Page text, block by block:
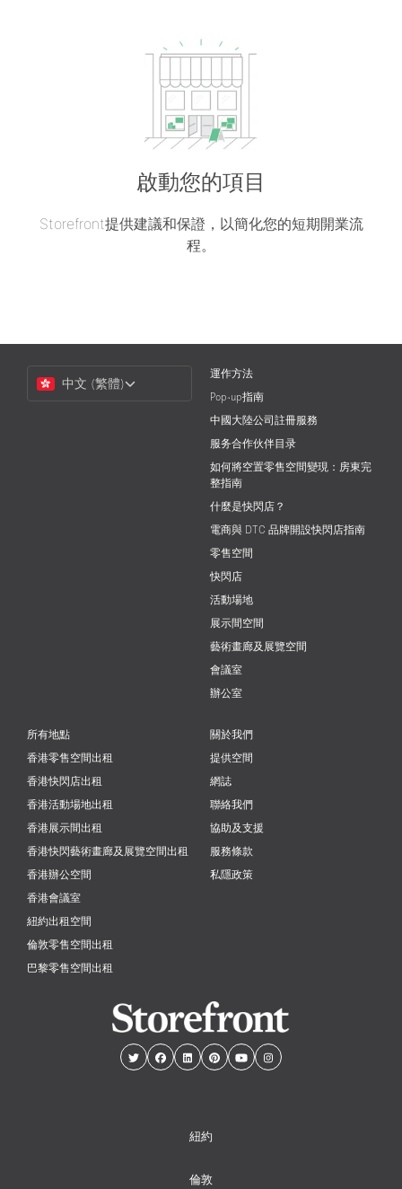
啟動您的項目
Storefront提供建議和保證，以簡化您的短期開業流
程。
Language
中文 (繁體)
運作方法
Pop-up指南
中國大陸公司註冊服務
服务合作伙伴目录
如何將空置零售空間變現：房東完
整指南
什麼是快閃店？
電商與 DTC 品牌開設快閃店指南
零售空間
快閃店
活動場地
展示間空間
藝術畫廊及展覽空間
會議室
辦公室
所有地點
香港零售空間出租
香港快閃店出租
香港活動場地出租
香港展示間出租
香港快閃藝術畫廊及展覽空間出租
香港辦公空間
香港會議室
紐約出租空間
倫敦零售空間出租
巴黎零售空間出租
關於我們
提供空間
網誌
聯絡我們
協助及支援
服務條款
私隱政策
紐約
倫敦